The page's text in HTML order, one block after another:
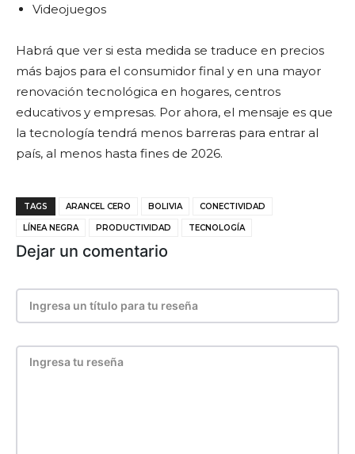
Videojuegos
Habrá que ver si esta medida se traduce en precios
más bajos para el consumidor final y en una mayor
renovación tecnológica en hogares, centros
educativos y empresas. Por ahora, el mensaje es que
la tecnología tendrá menos barreras para entrar al
país, al menos hasta fines de 2026.
TAGS ARANCEL CERO BOLIVIA CONECTIVIDAD
LÍNEA NEGRA PRODUCTIVIDAD TECNOLOGÍA
Dejar un comentario